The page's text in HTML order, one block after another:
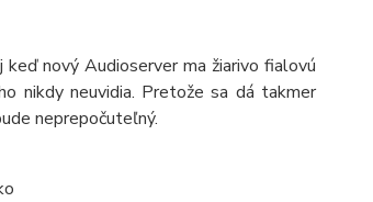
nový Audioserver ma žiarivo fialovú
nikdy neuvidia. Pretože sa dá takmer
neprepočuteľný.